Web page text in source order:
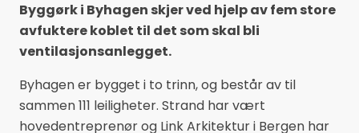
Byggørk i Byhagen skjer ved hjelp av fem store
avfuktere koblet til det som skal bli
ventilasjonsanlegget.
Byhagen er bygget i to trinn, og består av til
sammen 111 leiligheter. Strand har vært
hovedentreprenør og Link Arkitektur i Bergen har